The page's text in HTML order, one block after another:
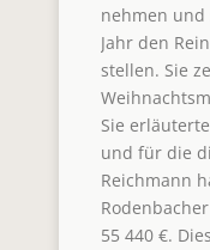
nehmen und
Jahr den
stellen. Sie
Sie
und für die
Reichmann
55 440 €.